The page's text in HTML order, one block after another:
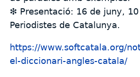
❇️ Presentació: 16 de juny, 10
Periodistes de Catalunya.
https://www.softcatala.org/
el-diccionari-angles-catala/